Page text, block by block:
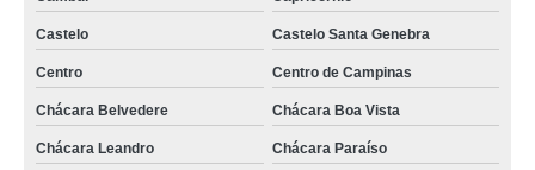
Castelo Castelo Santa Genebra
Centro Centro de Campinas
Chácara Belvedere Chácara Boa Vista
Chácara Leandro Chácara Paraíso